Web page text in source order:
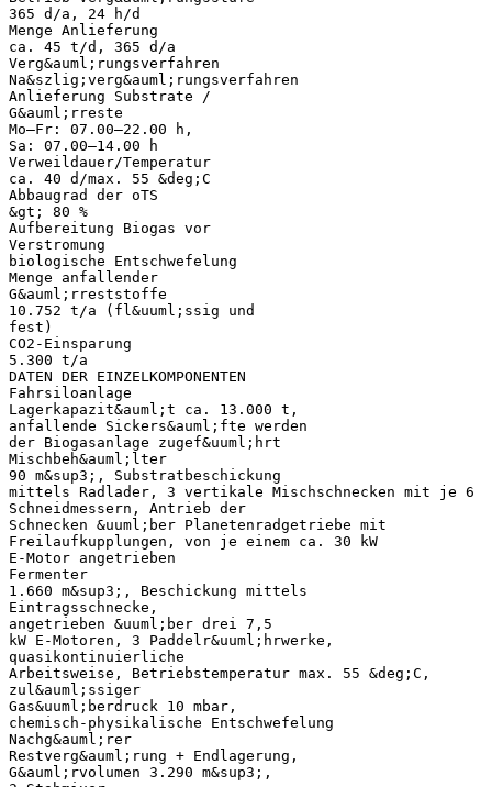
365 d/a, 24 h/d
Menge Anlieferung
ca. 45 t/d, 365 d/a
Verg&auml;rungsverfahren
Na&szlig;verg&auml;rungsverfahren
Anlieferung Substrate /
G&auml;rreste
Mo–Fr: 07.00–22.00 h,
Sa: 07.00–14.00 h
Verweildauer/Temperatur
ca. 40 d/max. 55 &deg;C
Abbaugrad der oTS
&gt; 80 %
Aufbereitung Biogas vor
Verstromung
biologische Entschwefelung
Menge anfallender
G&auml;rreststoffe
10.752 t/a (fl&uuml;ssig und
fest)
CO2-Einsparung
5.300 t/a
DATEN DER EINZELKOMPONENTEN
Fahrsiloanlage
Lagerkapazit&auml;t ca. 13.000 t,
anfallende Sickers&auml;fte werden
der Biogasanlage zugef&uuml;hrt
Mischbeh&auml;lter
90 m&sup3;, Substratbeschickung
mittels Radlader, 3 vertikale Mischschnecken mit je 6
Schneidmessern, Antrieb der
Schnecken &uuml;ber Planetenradgetriebe mit
Freilaufkupplungen, von je einem ca. 30 kW
E-Motor angetrieben
Fermenter
1.660 m&sup3;, Beschickung mittels
Eintragsschnecke,
angetrieben &uuml;ber drei 7,5
kW E-Motoren, 3 Paddelr&uuml;hrwerke,
quasikontinuierliche
Arbeitsweise, Betriebstemperatur max. 55 &deg;C,
zul&auml;ssiger
Gas&uuml;berdruck 10 mbar,
chemisch-physikalische Entschwefelung
Nachg&auml;rer
Restverg&auml;rung + Endlagerung,
G&auml;rvolumen 3.290 m&sup3;,